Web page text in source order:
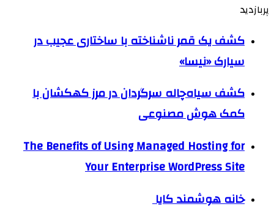
پربازدید
کشف یک قمر ناشناخته با ساختاری عجیب در
سیارک «نیسا»
کشف سیاه‌چاله سرگردان در مرز کهکشان با
کمک هوش مصنوعی
The Benefits of Using Managed Hosting for
Your Enterprise WordPress Site
خانه هوشمند کایا